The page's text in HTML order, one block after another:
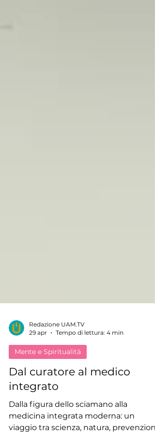
Redazione UAM.TV
Mente e Spiritualità
Dal curatore al medico
integrato